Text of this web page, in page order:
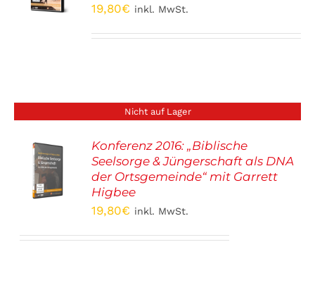
19,80€ inkl. MwSt.
Nicht auf Lager
Konferenz 2016: „Biblische
Seelsorge & Jüngerschaft als DNA
der Ortsgemeinde“ mit Garrett
Higbee
19,80€ inkl. MwSt.